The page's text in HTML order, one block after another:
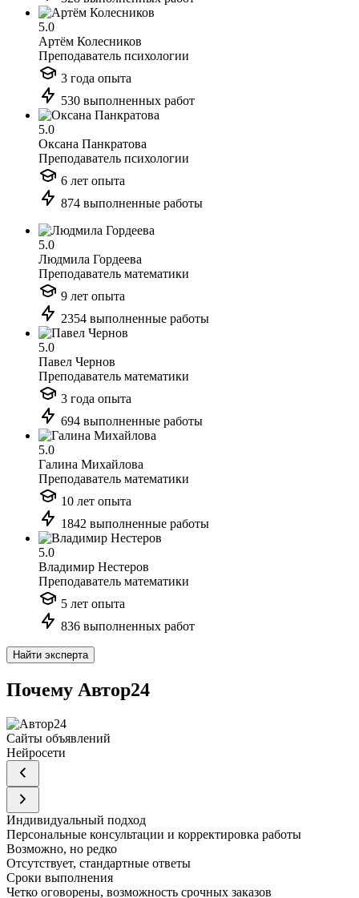
5.0
Артём Колесников
Преподаватель психологии
3 года опыта
530 выполненных работ
5.0
Оксана Панкратова
Преподаватель психологии
6 лет опыта
874 выполненные работы
5.0
Людмила Гордеева
Преподаватель математики
9 лет опыта
2354 выполненные работы
5.0
Павел Чернов
Преподаватель математики
3 года опыта
694 выполненные работы
5.0
Галина Михайлова
Преподаватель математики
10 лет опыта
1842 выполненные работы
5.0
Владимир Нестеров
Преподаватель математики
5 лет опыта
836 выполненных работ
Найти эксперта
Почему Автор24
Сайты объявлений
Нейросети
Индивидуальный подход
Персональные консультации и корректировка работы
Возможно, но редко
Отсутствует, стандартные ответы
Сроки выполнения
Четко оговорены, возможность срочных заказов